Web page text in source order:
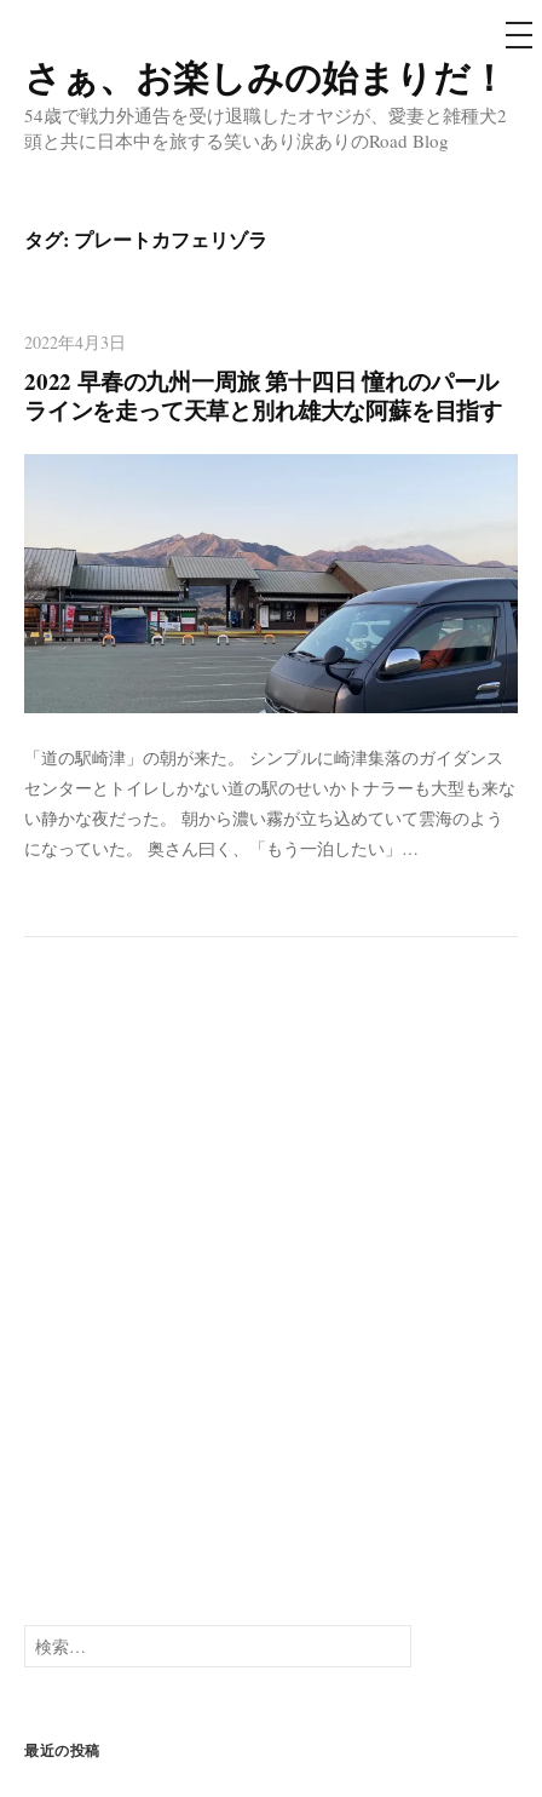
コ
ン
テ
へ
ッ
さぁ、お楽しみの始まりだ！
54歳で戦力外通告を受け退職したオヤジが、愛妻と雑種犬2
頭と共に日本中を旅する笑いあり涙ありのRoad Blog
メ
ニ
タグ: プレートカフェリゾラ
2022年4月3日
2022 早春の九州一周旅 第十四日 憧れのパール
ラインを走って天草と別れ雄大な阿蘇を目指す
「道の駅崎津」の朝が来た。 シンプルに崎津集落のガイダンス
センターとトイレしかない道の駅のせいかトナラーも大型も来な
い静かな夜だった。 朝から濃い霧が立ち込めていて雲海のよう
になっていた。 奥さん曰く、「もう一泊したい」…
検
索:
最近の投稿